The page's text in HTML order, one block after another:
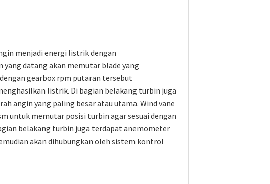
menjadi energi listrik dengan
datang akan memutar blade yang
gearbox rpm putaran tersebut
listrik. Di bagian belakang turbin juga
angin yang paling besar atau utama. Wind vane
untuk memutar posisi turbin agar sesuai dengan
belakang turbin juga terdapat anemometer
akan dihubungkan oleh sistem kontrol